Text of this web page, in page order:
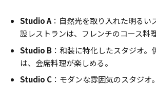
Studio A：自然光を取り入れた明るい
設レストランは、フレンチのコース料
Studio B：和装に特化したスタジオ。
は、会席料理が楽しめる。
Studio C：モダンな雰囲気のスタジオ